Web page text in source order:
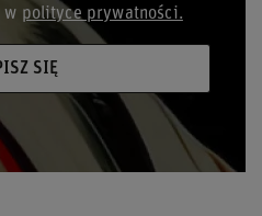
w polityce prywatności.
SIĘ